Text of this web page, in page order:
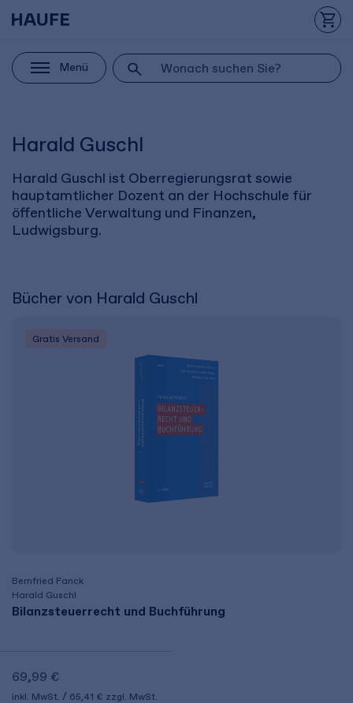
Menü
Harald Guschl
Harald Guschl ist Oberregierungsrat sowie
hauptamtlicher Dozent an der Hochschule für
öffentliche Verwaltung und Finanzen,
Ludwigsburg.
Bücher von Harald Guschl
Gratis Versand
Bernfried Fanck
Harald Guschl
Bilanzsteuerrecht und Buchführung
69,99 €
inkl. MwSt. 65,41 € zzgl. MwSt.